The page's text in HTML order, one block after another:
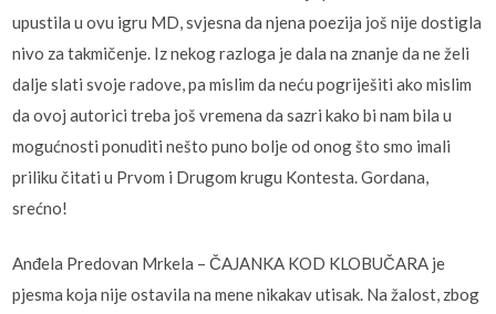
upustila u ovu igru MD, svjesna da njena poezija još nije dostigla
nivo za takmičenje. Iz nekog razloga je dala na znanje da ne želi
dalje slati svoje radove, pa mislim da neću pogriješiti ako mislim
da ovoj autorici treba još vremena da sazri kako bi nam bila u
mogućnosti ponuditi nešto puno bolje od onog što smo imali
priliku čitati u Prvom i Drugom krugu Kontesta. Gordana,
srećno!
Anđela Predovan Mrkela – ČAJANKA KOD KLOBUČARA je
pjesma koja nije ostavila na mene nikakav utisak. Na žalost, zbog